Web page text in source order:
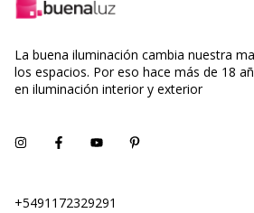
La buena iluminación cambia nuestra
los espacios. Por eso hace más de 18
en iluminación interior y exterior
+5491172329291